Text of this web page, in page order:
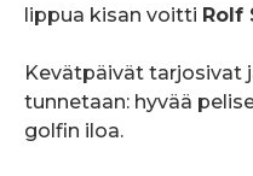
lippua kisan voitti Rolf
Kevätpäivät tarjosivat
tunnetaan: hyvää
golfin iloa.